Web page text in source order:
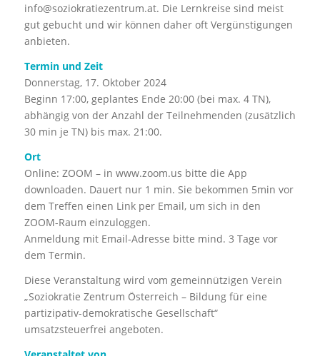
info@soziokratiezentrum.at. Die Lernkreise sind meist
gut gebucht und wir können daher oft Vergünstigungen
anbieten.
Termin und Zeit
Donnerstag, 17. Oktober 2024
Beginn 17:00, geplantes Ende 20:00 (bei max. 4 TN),
abhängig von der Anzahl der Teilnehmenden (zusätzlich
30 min je TN) bis max. 21:00.
Ort
Online: ZOOM – in www.zoom.us bitte die App
downloaden. Dauert nur 1 min. Sie bekommen 5min vor
dem Treffen einen Link per Email, um sich in den
ZOOM-Raum einzuloggen.
Anmeldung mit Email-Adresse bitte mind. 3 Tage vor
dem Termin.
Diese Veranstaltung wird vom gemeinnützigen Verein
„Soziokratie Zentrum Österreich – Bildung für eine
partizipativ-demokratische Gesellschaft“
umsatzsteuerfrei angeboten.